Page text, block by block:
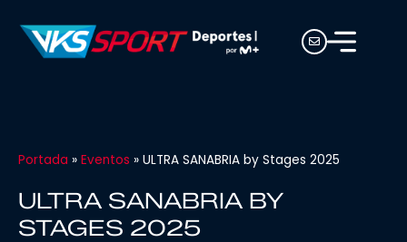
Portada » Eventos » ULTRA SANABRIA by Stages 2025
ULTRA SANABRIA BY
STAGES 2025